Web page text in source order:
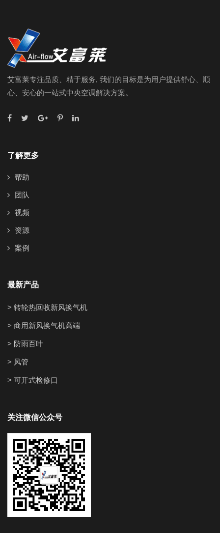
艾富莱专注品质、精于服务, 我们的目标是为用户提供舒心、顺
心、安心的一站式中央空调解决方案。
了解更多
帮助
团队
视频
资源
案例
最新产品
> 转轮热回收新风换气机
> 商用新风换气机高端
> 防雨百叶
> 风管
> 可开式检修口
关注微信公众号